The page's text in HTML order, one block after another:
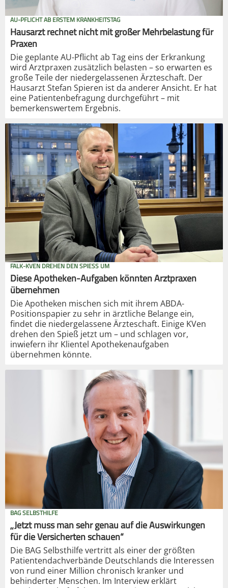
AU-PFLICHT AB ERSTEM KRANKHEITSTAG
Hausarzt rechnet nicht mit großer Mehrbelastung für
Praxen
Die geplante AU-Pflicht ab Tag eins der Erkrankung
wird Arztpraxen zusätzlich belasten – so erwarten es
große Teile der niedergelassenen Ärzteschaft. Der
Hausarzt Stefan Spieren ist da anderer Ansicht. Er hat
eine Patientenbefragung durchgeführt – mit
bemerkenswertem Ergebnis.
FALK-KVEN DREHEN DEN SPIESS UM
Diese Apotheken-Aufgaben könnten Arztpraxen
übernehmen
Die Apotheken mischen sich mit ihrem ABDA-
Positionspapier zu sehr in ärztliche Belange ein,
findet die niedergelassene Ärzteschaft. Einige KVen
drehen den Spieß jetzt um – und schlagen vor,
inwiefern ihr Klientel Apothekenaufgaben
übernehmen könnte.
BAG SELBSTHILFE
„Jetzt muss man sehr genau auf die Auswirkungen
für die Versicherten schauen“
Die BAG Selbsthilfe vertritt als einer der größten
Patientendachverbände Deutschlands die Interessen
von rund einer Million chronisch kranker und
behinderter Menschen. Im Interview erklärt